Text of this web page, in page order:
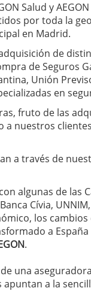
Salud y
por toda la
en Madrid.
de
de Seguros
Unión
en
fruto de las
a nuestros
a través de
algunas de las
Cívia, UNNIM,
los
a
.
una
a la